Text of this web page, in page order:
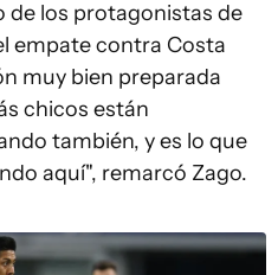
de los protagonistas de
empate contra Costa
muy bien preparada
chicos están
también, y es lo que
aquí", remarcó Zago.